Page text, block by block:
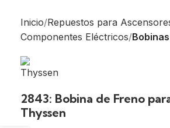
Inicio Repuestos para
Componentes Eléctricos Bobinas
2843: Bobina de Freno
Thyssen